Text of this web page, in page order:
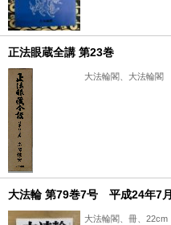
正法眼蔵全講 第23巻
大法輪閣、大法輪閣
大法輪 第79巻7号 平成24年7月
大法輪閣、冊、22cm